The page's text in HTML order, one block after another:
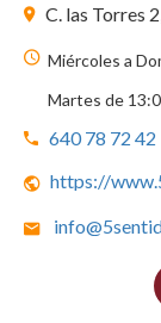
C. las Torres
Miércoles a
Martes de
640 78 72 42
https://